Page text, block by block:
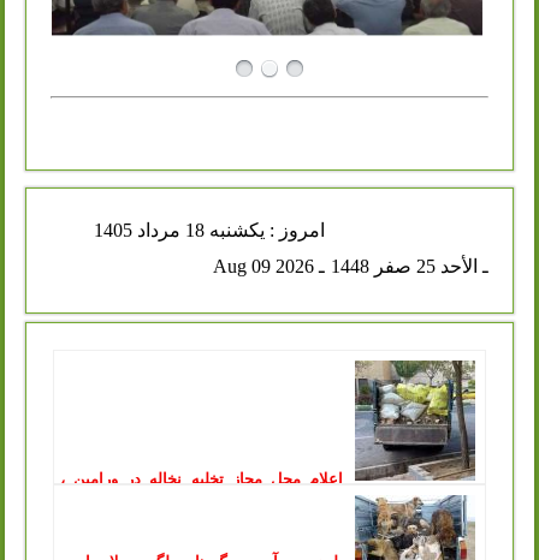
امروز : يكشنبه 18 مرداد 1405
ـ الأحد 25 صفر 1448
ـ Aug 09 2026
اعلام محل مجاز تخلیه نخاله در ورامین ،
توقیف خودروهای متخلف در پی آن
انتشار: یکشنبه, 11 مرداد 1405
سازمان مدیریت پسماند شهرداری ورامین طی اطلاعیه‌ای، محل
جدید و مجاز تخلیه پسماندهای عمرانی و ساختمانی را اعلام کرد